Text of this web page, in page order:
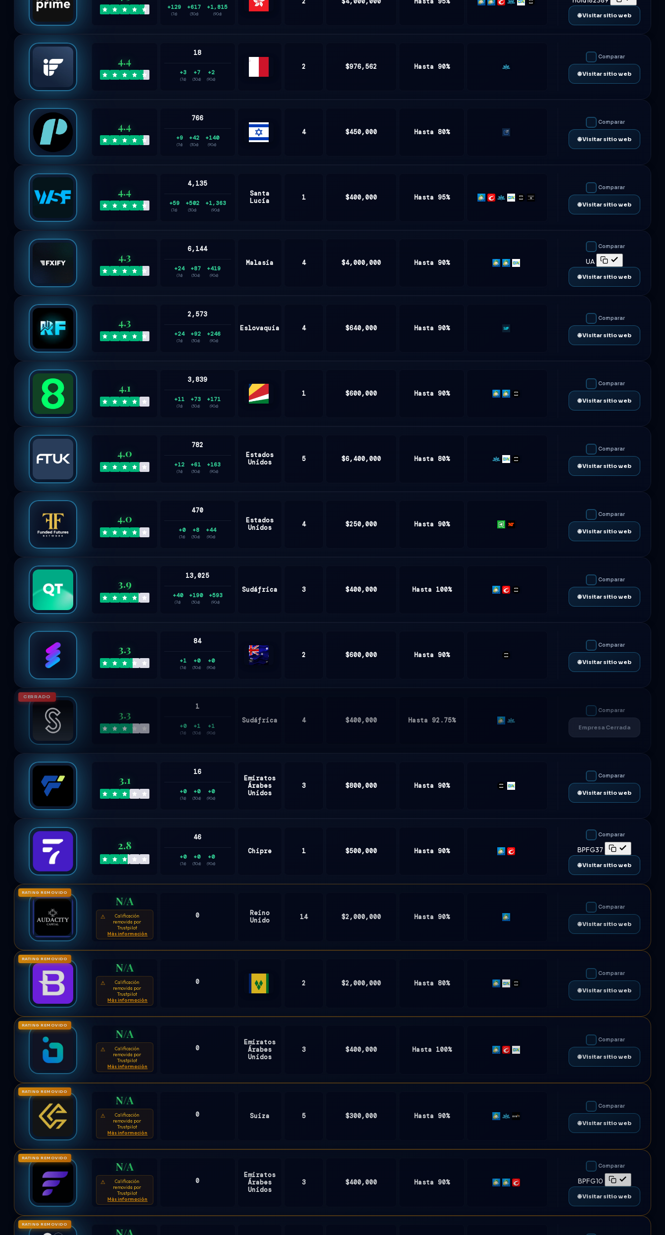
+129
(7d)
+617
(30d)
+1,815
(90d)
MT4MT5cTrader
Match-
DXtrade
TradeLocker
🌐 Visitar sitio web
4.4
18
+3
(7d)
+7
(30d)
+2
(90d)
2 $976,562 Hasta 90%
Match-
Comparar
🌐 Visitar sitio web
4.4
766
+9
(7d)
+42
(30d)
+140
(90d)
4 $450,000 Hasta 80% Traderevolution
Comparar
🌐 Visitar sitio web
4.4
4,135
+59
(7d)
+502
(30d)
+1,363
(90d)
Santa
Lucía
1 $400,000 Hasta 95% MT5cTrader
Match-
DXtrade
TradeLocker
Platform5
Comparar
🌐 Visitar sitio web
4.3
6,144
+24
(7d)
+87
(30d)
+419
(90d)
Malasia 4 $4,000,000 Hasta 90% MT4MT5DXtrade
Comparar
UA
🌐 Visitar sitio web
4.3
2,573
+24
(7d)
+92
(30d)
+246
(90d)
Eslovaquia 4 $640,000 Hasta 90%
Rf-
Comparar
🌐 Visitar sitio web
4.1
3,839
+11
(7d)
+73
(30d)
+171
(90d)
1 $600,000 Hasta 90% MT4MT5TradeLocker
Comparar
🌐 Visitar sitio web
4.0
782
+12
(7d)
+61
(30d)
+163
(90d)
Estados
Unidos
5 $6,400,000 Hasta 80%
Match-
DXtrade
TradeLocker
Comparar
🌐 Visitar sitio web
4.0
470
+0
(7d)
+8
(30d)
+44
(90d)
Estados
Unidos
4 $250,000 Hasta 90% Rithmic
NinjaTrader
Comparar
🌐 Visitar sitio web
3.9
13,025
+40
(7d)
+190
(30d)
+593
(90d)
Sudáfrica 3 $400,000 Hasta 100% MT5cTrader
TradeLocker
Comparar
🌐 Visitar sitio web
3.3
84
+1
(7d)
+0
(30d)
+0
(90d)
2 $600,000 Hasta 90% TradeLocker
Comparar
🌐 Visitar sitio web
CERRADO
3.3
1
+0
(7d)
+1
(30d)
+1
(90d)
Sudáfrica 4 $400,000 Hasta 92.75% MT5Match-
Comparar
Empresa Cerrada
3.1
16
+0
(7d)
+0
(30d)
+0
(90d)
Emiratos
Árabes
Unidos
3 $800,000 Hasta 90% TradeLocker
DXtrade
Comparar
🌐 Visitar sitio web
2.8
46
+0
(7d)
+0
(30d)
+0
(90d)
Chipre 1 $500,000 Hasta 90% MT5cTrader
Comparar
BPFG37
🌐 Visitar sitio web
RATING REMOVIDO
N/A
⚠
Calificación
removida por
Trustpilot
Más información
0
Reino
Unido
14 $2,000,000 Hasta 90% MT5
Comparar
🌐 Visitar sitio web
RATING REMOVIDO
N/A
⚠
Calificación
removida por
Trustpilot
Más información
0
the
2 $2,000,000 Hasta 80% MT4DXtradeTradeLocker
Comparar
🌐 Visitar sitio web
RATING REMOVIDO
N/A
⚠
Calificación
removida por
Trustpilot
Más información
0
Emiratos
Árabes
Unidos
3 $400,000 Hasta 100% MT5cTrader
DXtrade
Comparar
🌐 Visitar sitio web
RATING REMOVIDO
N/A
⚠
Calificación
removida por
Trustpilot
Más información
0 Suiza 5 $300,000 Hasta 90% MT5Match-
Bybit
Comparar
🌐 Visitar sitio web
RATING REMOVIDO
N/A
⚠
Calificación
removida por
Trustpilot
Más información
0
Emiratos
Árabes
Unidos
3 $400,000 Hasta 90% MT4MT5cTrader
Comparar
BPFG10
🌐 Visitar sitio web
RATING REMOVIDO